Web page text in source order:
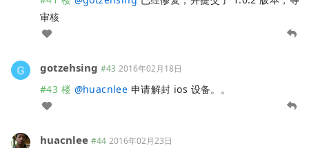
审核
gotzehsing #43 2016年02月18日
#43 楼 @huacnlee 申请解封 ios 设备。。
huacnlee #44 2016年02月23日